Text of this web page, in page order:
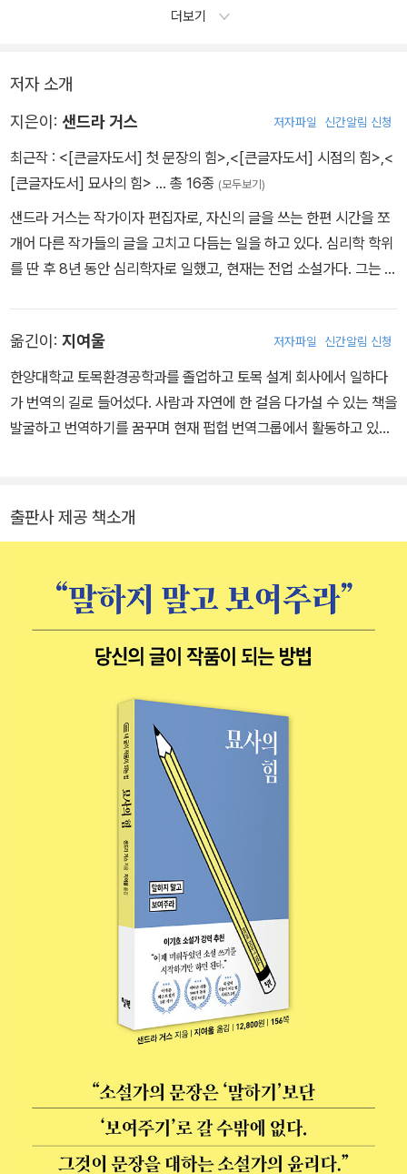
더보기
저자 소개
지은이: 샌드라 거스 저자파일 신간알림 신청
최근작 : <[큰글자도서] 첫 문장의 힘>,<[큰글자도서] 시점의 힘>,<
[큰글자도서] 묘사의 힘> … 총 16종 (모두보기)
샌드라 거스는 작가이자 편집자로, 자신의 글을 쓰는 한편 시간을 쪼
개어 다른 작가들의 글을 고치고 다듬는 일을 하고 있다. 심리학 학위
를 딴 후 8년 동안 심리학자로 일했고, 현재는 전업 소설가다. 그는 소
격증을 받았다. 지금은 여성 작가들의 소설을 출간하는 작은 출판사
일바퍼블리싱Ylva Publishing에서 선임 편집자로 일하고 있다. 필
명인 ‘재Jae’로 20편의 장편소설과 20여 편의 단편소설을 발표했다.
재의 소설은 수없이 많은 상을 수상했으며 아마존에서 여러 차례 베
옮긴이: 지여울 저자파일 신간알림 신청
한양대학교 토목환경공학과를 졸업하고 토목 설계 회사에서 일하다
가 번역의 길로 들어섰다. 사람과 자연에 한 걸음 다가설 수 있는 책을
발굴하고 번역하기를 꿈꾸며 현재 펍헙 번역그룹에서 활동하고 있다.
음》 《중독자의 죽음》 《디 아더 유》 《 인스머스의 그림자》 등이 있다.
출판사 제공 책소개